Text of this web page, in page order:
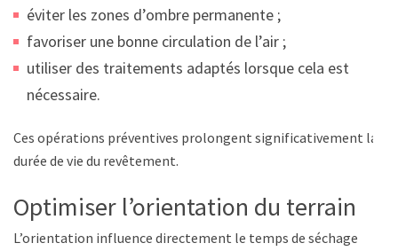
éviter les zones d’ombre permanente ;
favoriser une bonne circulation de l’air ;
utiliser des traitements adaptés lorsque cela est
nécessaire.
Ces opérations préventives prolongent significativement la
durée de vie du revêtement.
Optimiser l’orientation du terrain
L’orientation influence directement le temps de séchage